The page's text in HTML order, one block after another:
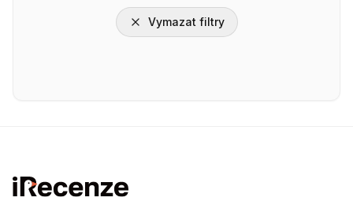
Vymazat filtry